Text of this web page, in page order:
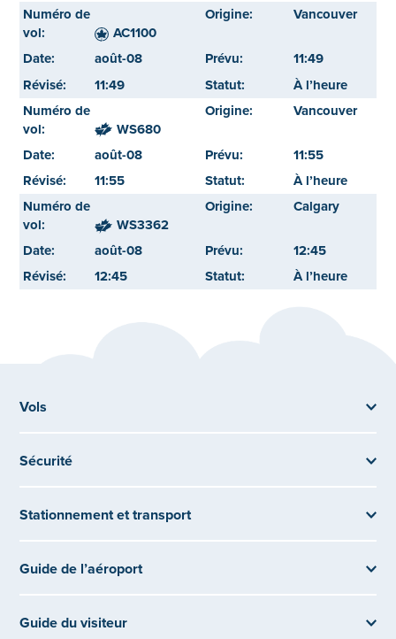
AC1100
Vancouver
août-08
11:49
11:49
À l’heure
WS680
Vancouver
août-08
11:55
11:55
À l’heure
WS3362
Calgary
août-08
12:45
12:45
À l’heure
Vols
Sécurité
Stationnement et transport
Guide de l’aéroport
Guide du visiteur